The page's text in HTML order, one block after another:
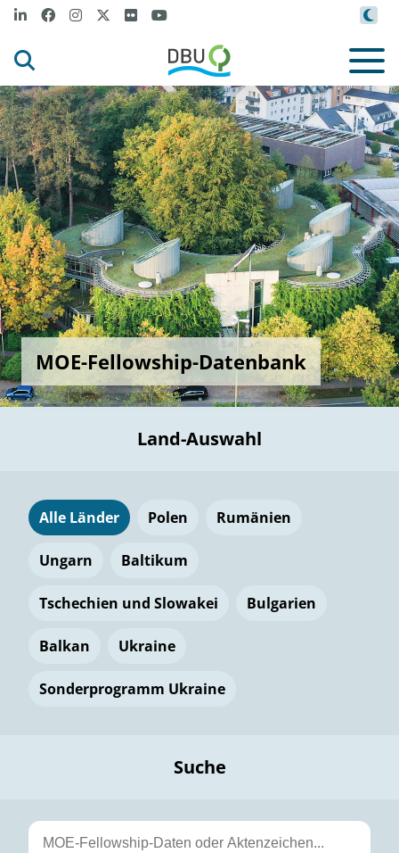
MOE-Fellowship-Datenbank
Land-Auswahl
Alle Länder Polen Rumänien
Ungarn Baltikum
Tschechien und Slowakei Bulgarien
Balkan Ukraine
Sonderprogramm Ukraine
Suche